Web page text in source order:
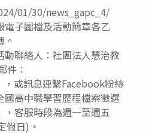
01/30/news_gapc_4/
電子圖檔及活動簡章各乙
聯絡人：社團法人慧治教
件：
或訊息連繫Facebook粉絲
國高中職學習歷程檔案徵選
，客服時段為週一至週五
假日)。